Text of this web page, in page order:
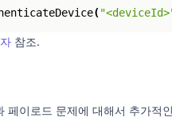
(
참조.
페이로드 문제에 대해서 추가적